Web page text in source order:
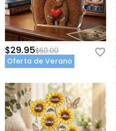
$29.95$60.00
Oferta de Verano